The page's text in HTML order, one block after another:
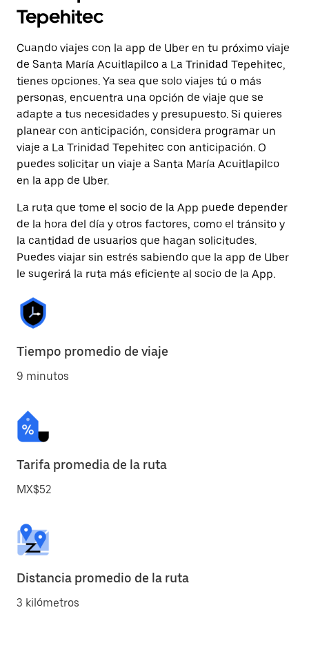
Tepehitec
Cuando viajes con la app de Uber en tu próximo viaje
de Santa María Acuitlapilco a La Trinidad Tepehitec,
tienes opciones. Ya sea que solo viajes tú o más
personas, encuentra una opción de viaje que se
adapte a tus necesidades y presupuesto. Si quieres
planear con anticipación, considera programar un
viaje a La Trinidad Tepehitec con anticipación. O
puedes solicitar un viaje a Santa María Acuitlapilco
en la app de Uber.
La ruta que tome el socio de la App puede depender
de la hora del día y otros factores, como el tránsito y
la cantidad de usuarios que hagan solicitudes.
Puedes viajar sin estrés sabiendo que la app de Uber
le sugerirá la ruta más eficiente al socio de la App.
Tiempo promedio de viaje
9 minutos
Tarifa promedia de la ruta
MX$52
Distancia promedio de la ruta
3 kilómetros